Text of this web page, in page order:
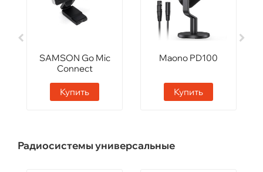
SAMSON Go Mic
Connect
Купить
Maono PD100
Купить
Радиосистемы универсальные